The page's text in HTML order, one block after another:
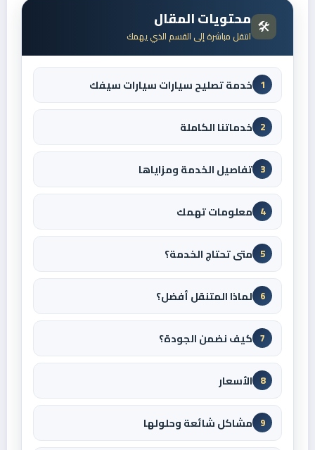
🛠️ محتويات المقال
انتقل مباشرة إلى القسم الذي يهمك
1 خدمة تصليح سيارات سيارات سيفك
2 خدماتنا الكاملة
3 تفاصيل الخدمة ومزاياها
4 معلومات تهمك
5 متى تحتاج الخدمة؟
6 لماذا المتنقل أفضل؟
7 كيف نضمن الجودة؟
8 الأسعار
9 مشاكل شائعة وحلولها